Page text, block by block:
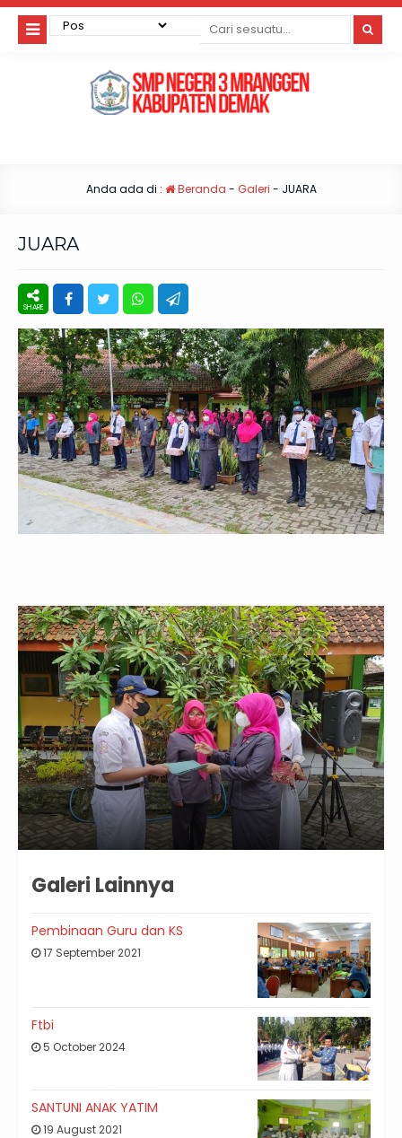
Anda ada di : Beranda - Galeri - JUARA
JUARA
Galeri Lainnya
Pembinaan Guru dan KS
17 September 2021
Ftbi
5 October 2024
SANTUNI ANAK YATIM
19 August 2021